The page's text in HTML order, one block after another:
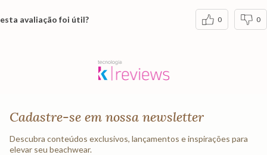
esta avaliação foi útil? 0 0
Cadastre-se em nossa newsletter
Descubra conteúdos exclusivos, lançamentos e inspirações para
elevar seu beachwear.